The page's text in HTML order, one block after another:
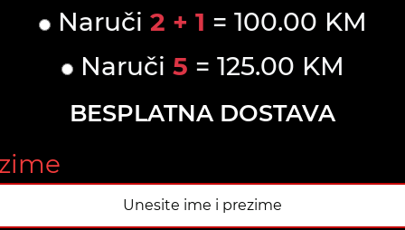
Naruči 2 + 1 = 100.00 KM
Naruči 5 = 125.00 KM
BESPLATNA DOSTAVA